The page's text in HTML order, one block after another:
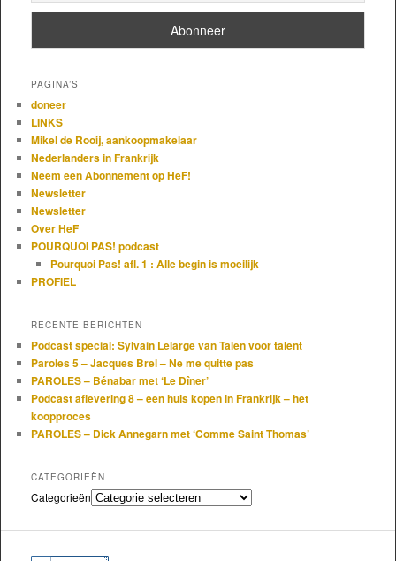
PAGINA’S
doneer
LINKS
Mikel de Rooij, aankoopmakelaar
Nederlanders in Frankrijk
Neem een Abonnement op HeF!
Newsletter
Newsletter
Over HeF
POURQUOI PAS! podcast
Pourquoi Pas! afl. 1 : Alle begin is moeilijk
PROFIEL
RECENTE BERICHTEN
Podcast special: Sylvain Lelarge van Talen voor talent
Paroles 5 – Jacques Brel – Ne me quitte pas
PAROLES – Bénabar met ‘Le Dîner’
Podcast aflevering 8 – een huis kopen in Frankrijk – het
koopproces
PAROLES – Dick Annegarn met ‘Comme Saint Thomas’
CATEGORIEËN
Categorieën